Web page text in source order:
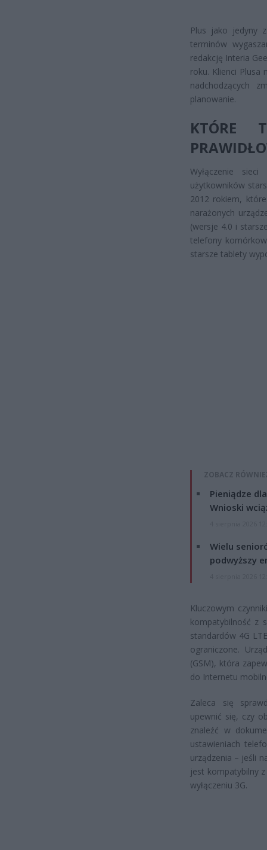
Plus jako jedyny
terminów
redakcję Interia
roku. Klienci
nadchodzących
planowanie.
KTÓRE
Wyłączenie
użytkowników
2012 rokiem,
narażonych
(wersje 4.0 i
telefony
starsze tablety
ZOBACZ
Pieniądze
Wnioski
Wielu
podwyższy
Kluczowym
kompatybilność z
standardów 4G
ograniczone.
(GSM), która
do Internetu
Zaleca się
upewnić się, czy
znaleźć w
ustawieniach
urządzenia – jeśli
jest kompatybilny
wyłączeniu 3G.